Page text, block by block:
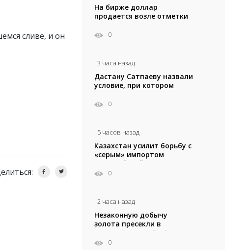
сливе, и он
На бирже доллар
продается возле отметки
0
3 часа назад
Дастану Сатпаеву назвали
условие, при котором
0
5 часов назад
Казахстан усилит борьбу с
«серым» импортом
автомобилей
0
2 часа назад
Незаконную добычу
золота пресекли в
Кызылординской области
0